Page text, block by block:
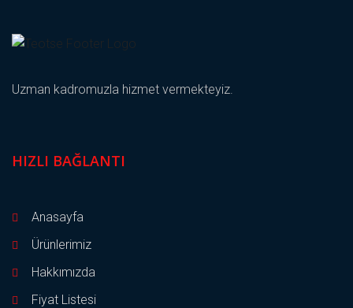
Uzman kadromuzla hizmet vermekteyiz.
HIZLI BAĞLANTI
Anasayfa
Ürünlerimiz
Hakkımızda
Fiyat Listesi